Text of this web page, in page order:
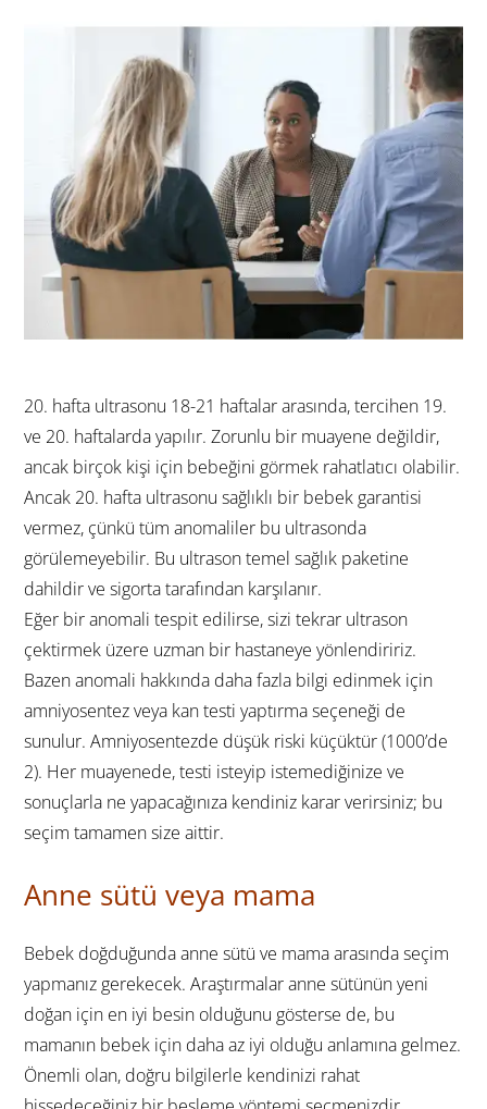
20. hafta ultrasonu 18-21 haftalar arasında, tercihen 19.
ve 20. haftalarda yapılır. Zorunlu bir muayene değildir,
ancak birçok kişi için bebeğini görmek rahatlatıcı olabilir.
Ancak 20. hafta ultrasonu sağlıklı bir bebek garantisi
vermez, çünkü tüm anomaliler bu ultrasonda
görülemeyebilir. Bu ultrason temel sağlık paketine
dahildir ve sigorta tarafından karşılanır.
Eğer bir anomali tespit edilirse, sizi tekrar ultrason
çektirmek üzere uzman bir hastaneye yönlendiririz.
Bazen anomali hakkında daha fazla bilgi edinmek için
amniyosentez veya kan testi yaptırma seçeneği de
sunulur. Amniyosentezde düşük riski küçüktür (1000’de
2). Her muayenede, testi isteyip istemediğinize ve
sonuçlarla ne yapacağınıza kendiniz karar verirsiniz; bu
seçim tamamen size aittir.
Anne sütü veya mama
Bebek doğduğunda anne sütü ve mama arasında seçim
yapmanız gerekecek. Araştırmalar anne sütünün yeni
doğan için en iyi besin olduğunu gösterse de, bu
mamanın bebek için daha az iyi olduğu anlamına gelmez.
Önemli olan, doğru bilgilerle kendinizi rahat